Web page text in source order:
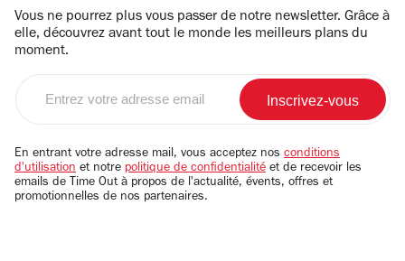
Vous ne pourrez plus vous passer de notre newsletter. Grâce à
elle, découvrez avant tout le monde les meilleurs plans du
moment.
email
En entrant votre adresse mail, vous acceptez nos conditions
d'utilisation et notre politique de confidentialité et de recevoir les
emails de Time Out à propos de l'actualité, évents, offres et
promotionnelles de nos partenaires.